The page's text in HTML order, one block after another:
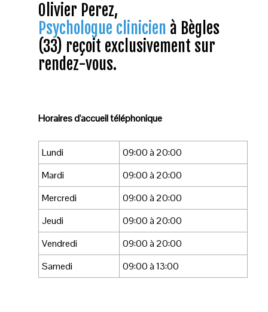
Olivier Perez,
Psychologue clinicien à Bègles
(33) reçoit exclusivement sur
rendez-vous.
Horaires d'accueil téléphonique
Lundi
09:00 à 20:00
Mardi
09:00 à 20:00
Mercredi
09:00 à 20:00
Jeudi
09:00 à 20:00
Vendredi
09:00 à 20:00
Samedi
09:00 à 13:00